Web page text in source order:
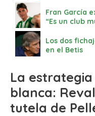
Fran García
“Es un club
Los dos
en el Betis
La
blanca:
tutela de